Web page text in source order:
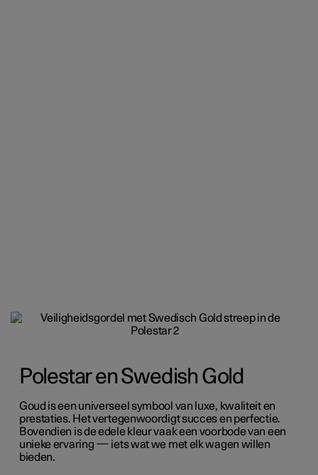
Polestar en Swedish Gold
Goud is een universeel symbool van luxe, kwaliteit en
prestaties. Het vertegenwoordigt succes en perfectie.
Bovendien is de edele kleur vaak een voorbode van een
unieke ervaring — iets wat we met elk wagen willen
bieden.